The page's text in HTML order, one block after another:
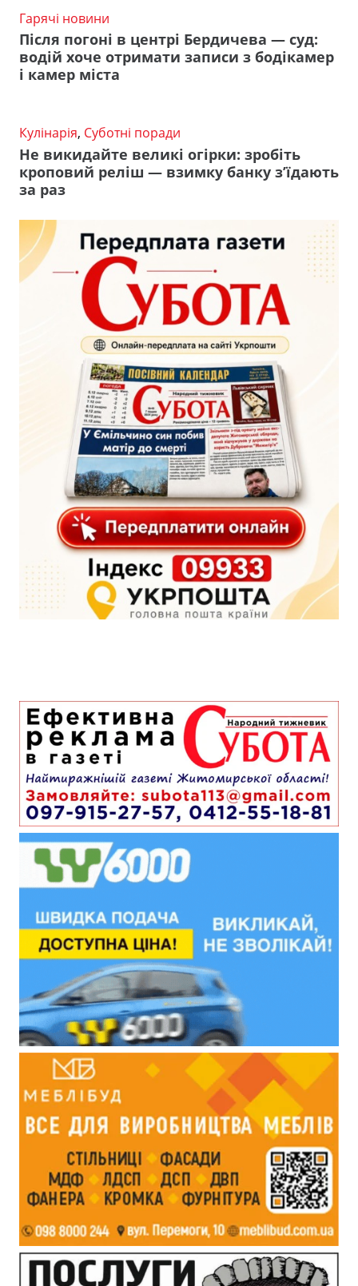
Гарячі новини
Після погоні в центрі Бердичева — суд:
водій хоче отримати записи з бодікамер
і камер міста
Кулінарія, Суботні поради
Не викидайте великі огірки: зробіть
кроповий реліш — взимку банку з’їдають
за раз